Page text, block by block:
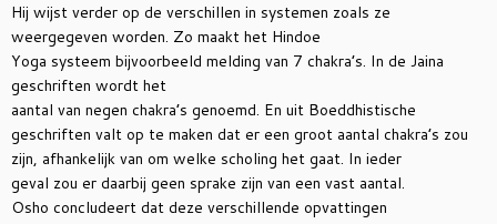
Hij wijst verder op de verschillen in systemen zoals ze
weergegeven worden. Zo maakt het Hindoe
Yoga systeem bijvoorbeeld melding van 7 chakra’s. In de Jaina
geschriften wordt het
aantal van negen chakra’s genoemd. En uit Boeddhistische
geschriften valt op te maken dat er een groot aantal chakra’s zou
zijn, afhankelijk van om welke scholing het gaat. In ieder
geval zou er daarbij geen sprake zijn van een vast aantal.
Osho concludeert dat deze verschillende opvattingen